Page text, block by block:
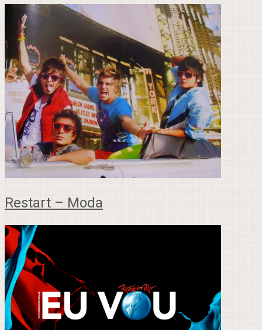
Restart – Moda